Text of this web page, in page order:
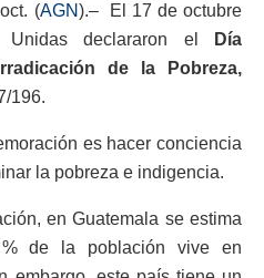
(AGN).– El 17 de octubre
declararon el
Día
de la Pobreza,
196.
es hacer conciencia
la pobreza e indigencia.
en Guatemala se estima
de la población vive en